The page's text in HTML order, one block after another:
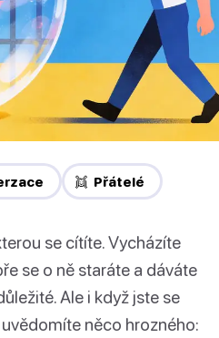
👯 Přátelé
se cítíte. Vycházíte
se o ně staráte a dáváte
Ale i když jste se
něco hrozného: